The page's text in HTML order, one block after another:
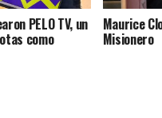
PELO TV, un
como
Maurice
Misionero